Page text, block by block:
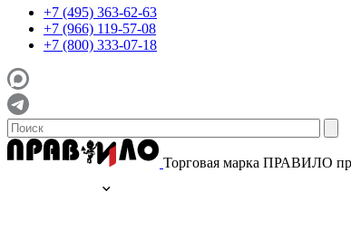
+7 (495) 363-62-63
+7 (966) 119-57-08
+7 (800) 333-07-18
Торговая марка ПРАВИЛО